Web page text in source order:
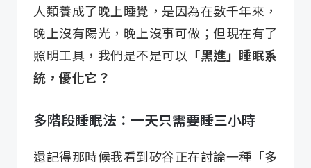
人類養成了晚上睡覺，是因為在數千年來，
晚上沒有陽光，晚上沒事可做；但現在有了
照明工具，我們是不是可以 「黑進」睡眠系
統，優化它？
多階段睡眠法：一天只需要睡三小時
還記得那時候我看到矽谷正在討論一種「多